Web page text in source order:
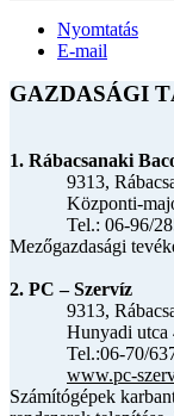
Nyomtatás
E-mail
GAZDASÁGI
1. Rábacsanaki
9313,
Központi-
Tel.: 06-96/
Mezőgazdasági
2. PC – Szervíz
9313,
Hunyadi utca
Tel.:06-70/
www.pc-
Számítógépek